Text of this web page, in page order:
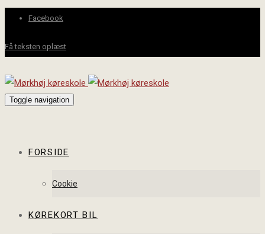
Facebook
Få teksten oplæst
Toggle navigation
FORSIDE
Cookie
KØREKORT BIL